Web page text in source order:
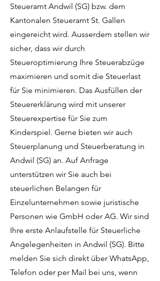
Steueramt Andwil (SG) bzw. dem
Kantonalen Steueramt St. Gallen
eingereicht wird. Ausserdem stellen wir
sicher, dass wir durch
Steueroptimierung Ihre Steuerabzüge
maximieren und somit die Steuerlast
für Sie minimieren. Das Ausfüllen der
Steuererklärung wird mit unserer
Steuerexpertise für Sie zum
Kinderspiel. Gerne bieten wir auch
Steuerplanung und Steuerberatung in
Andwil (SG) an. Auf Anfrage
unterstützen wir Sie auch bei
steuerlichen Belangen für
Einzelunternehmen sowie juristische
Personen wie GmbH oder AG. Wir sind
Ihre erste Anlaufstelle für Steuerliche
Angelegenheiten in Andwil (SG). Bitte
melden Sie sich direkt über WhatsApp,
Telefon oder per Mail bei uns, wenn